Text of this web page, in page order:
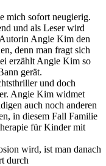
mich sofort neugierig.
und als Leser wird
Angie Kim den
denn man fragt sich
erzählt Angie Kim so
gerät.
und doch
Angie Kim widmet
auch noch anderen
in diesem Fall Familie
für Kinder mit
wird, ist man danach
durch